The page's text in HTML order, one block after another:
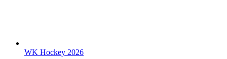
WK Hockey 2026